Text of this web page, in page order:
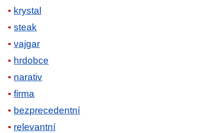
krystal
steak
vajgar
hrdobce
narativ
firma
bezprecedentní
relevantní